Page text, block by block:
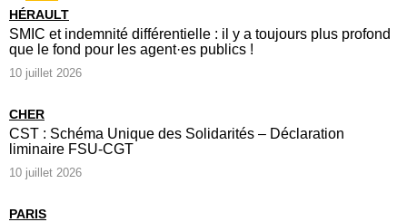
HÉRAULT
SMIC et indemnité différentielle : il y a toujours plus profond
que le fond pour les agent·es publics !
10 juillet 2026
CHER
CST : Schéma Unique des Solidarités – Déclaration
liminaire FSU-CGT
10 juillet 2026
PARIS